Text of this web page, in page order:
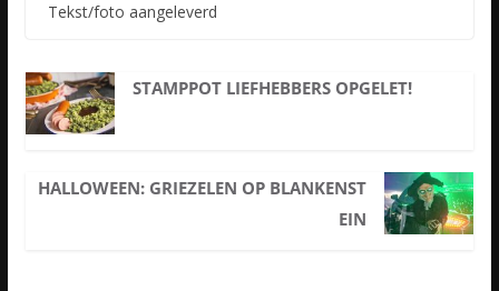
Tekst/foto aangeleverd
STAMPPOT LIEFHEBBERS OPGELET!
HALLOWEEN: GRIEZELEN OP BLANKENST
EIN